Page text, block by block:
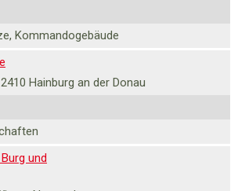
Kommandogebäude
Hainburg an der Donau
und